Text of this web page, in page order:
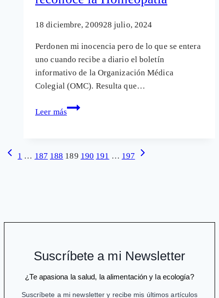
A
18 diciembre, 200928 julio, 2024
Perdonen mi inocencia pero de lo que se entera
uno cuando recibe a diario el boletín
informativo de la Organización Médica
Colegial (OMC). Resulta que…
Leer más
La
la
Navegación
Página
1 … 187 188 189 190 191 … 197
Siguiente
Suscríbete a mi Newsletter
¿Te apasiona la salud, la alimentación y la ecología?
Suscríbete a mi newsletter y recibe mis últimos artículos